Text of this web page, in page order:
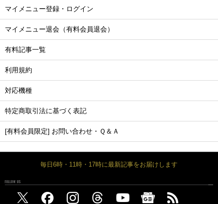
マイメニュー登録・ログイン
マイメニュー退会（有料会員退会）
有料記事一覧
利用規約
対応機種
特定商取引法に基づく表記
[有料会員限定] お問い合わせ・Ｑ＆Ａ
毎日6時・11時・17時に最新記事をお届けします
FOLLOW US